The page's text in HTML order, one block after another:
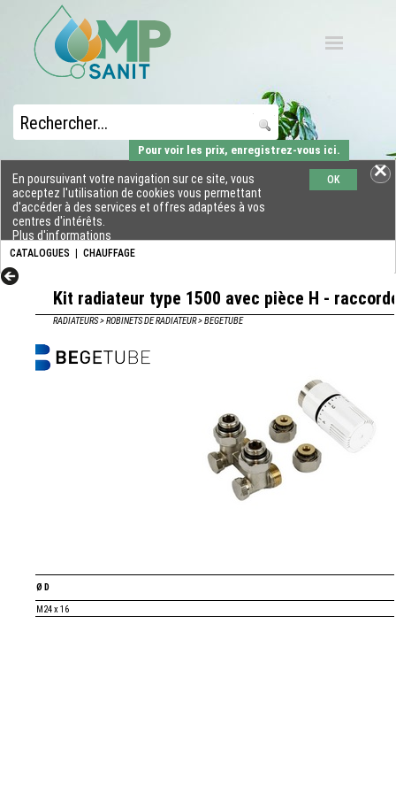
CATALOGUES CHAUFFAGE
En poursuivant votre navigation sur ce site, vous
acceptez l'utilisation de cookies vous permettant
d'accéder à des services et offres adaptées à vos
centres d'intérêts.
Plus d'informations
OK
Pour voir les prix, enregistrez-vous ici.